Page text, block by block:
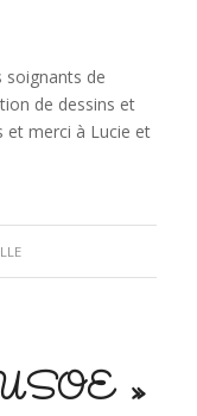
soignants de
de dessins et
et merci à Lucie et
»